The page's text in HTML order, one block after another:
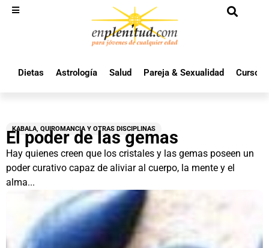
Dietas Astrología Salud Pareja & Sexualidad Cursos
KABALA, QUIROMANCIA Y OTRAS DISCIPLINAS
El poder de las gemas
Hay quienes creen que los cristales y las gemas poseen un
poder curativo capaz de aliviar al cuerpo, la mente y el
alma...